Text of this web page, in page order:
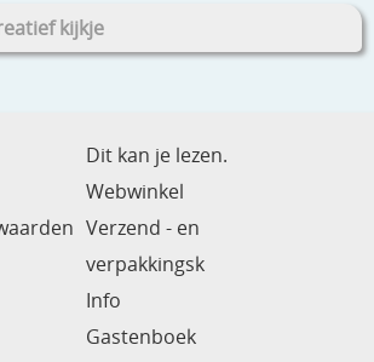
kijkje
Dit kan je lezen.
Webwinkel
Verzend - en
verpakkingsk
Info
Gastenboek